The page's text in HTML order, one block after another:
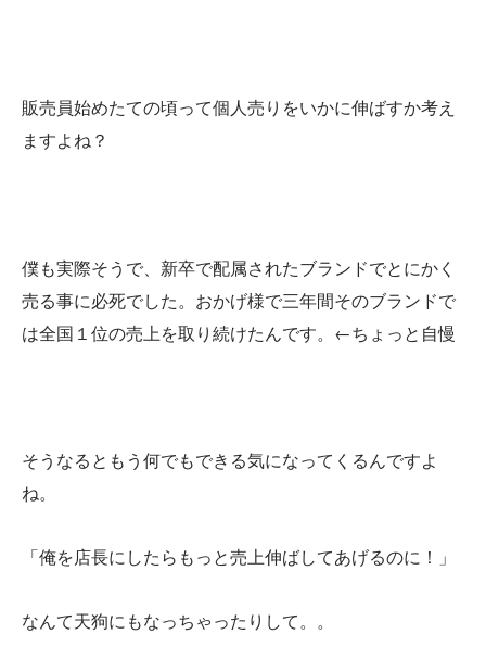
販売員始めたての頃って個人売りをいかに伸ばすか考え
ますよね？
僕も実際そうで、新卒で配属されたブランドでとにかく
売る事に必死でした。おかげ様で三年間そのブランドで
は全国１位の売上を取り続けたんです。←ちょっと自慢
そうなるともう何でもできる気になってくるんですよ
ね。
「俺を店長にしたらもっと売上伸ばしてあげるのに！」
なんて天狗にもなっちゃったりして。。